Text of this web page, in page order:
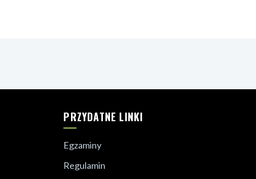
PRZYDATNE LINKI
Egzaminy
Regulamin